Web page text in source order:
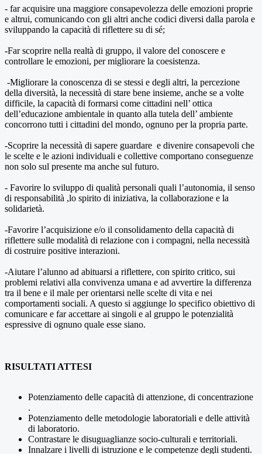
- far acquisire una maggiore consapevolezza delle emozioni proprie
e altrui, comunicando con gli altri anche codici diversi dalla parola e
sviluppando la capacità di riflettere su di sé;
-Far scoprire nella realtà di gruppo, il valore del conoscere e
controllare le emozioni, per migliorare la coesistenza.
-Migliorare la conoscenza di se stessi e degli altri, la percezione
della diversità, la necessità di stare bene insieme, anche se a volte
difficile, la capacità di formarsi come cittadini nell’ ottica
dell’educazione ambientale in quanto alla tutela dell’ ambiente
concorrono tutti i cittadini del mondo, ognuno per la propria parte.
-Scoprire la necessità di sapere guardare e divenire consapevoli che
le scelte e le azioni individuali e collettive comportano conseguenze
non solo sul presente ma anche sul futuro.
- Favorire lo sviluppo di qualità personali quali l’autonomia, il senso
di responsabilità ,lo spirito di iniziativa, la collaborazione e la
solidarietà.
-Favorire l’acquisizione e/o il consolidamento della capacità di
riflettere sulle modalità di relazione con i compagni, nella necessità
di costruire positive interazioni.
-Aiutare l’alunno ad abituarsi a riflettere, con spirito critico, sui
problemi relativi alla convivenza umana e ad avvertire la differenza
tra il bene e il male per orientarsi nelle scelte di vita e nei
comportamenti sociali. A questo si aggiunge lo specifico obiettivo di
comunicare e far accettare ai singoli e al gruppo le potenzialità
espressive di ognuno quale esse siano.
RISULTATI ATTESI
Potenziamento delle capacità di attenzione, di concentrazione
.
Potenziamento delle metodologie laboratoriali e delle attività
di laboratorio.
Contrastare le disuguaglianze socio-culturali e territoriali.
Innalzare i livelli di istruzione e le competenze degli studenti.